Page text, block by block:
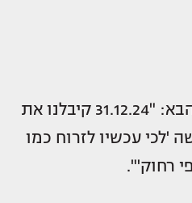
היא הוסיפה את הכיתוב הבא: "31.12.24 קיבלנו את
'לכי עכשיו לזרוח כמו
רחוק'".